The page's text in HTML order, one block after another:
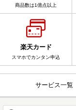
商品数は1億点以上
楽天カード
スマホでカンタン申込
サービス一覧